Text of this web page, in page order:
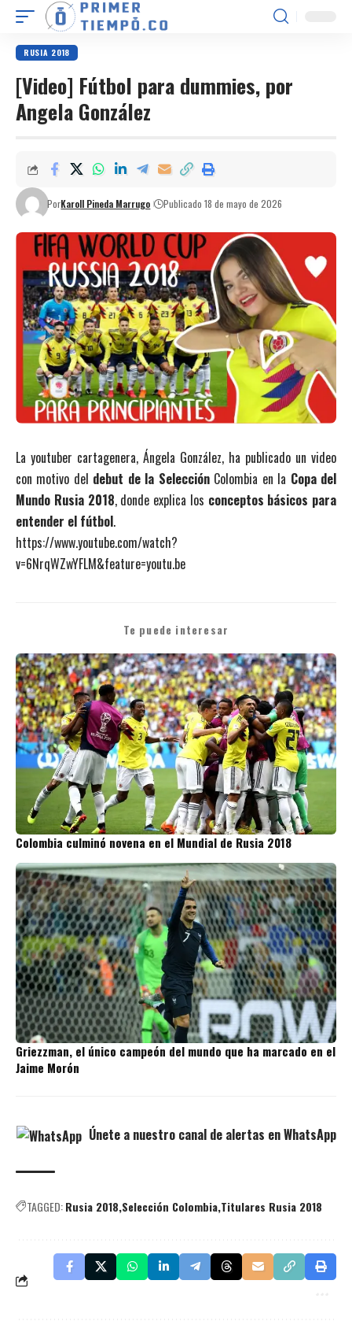
RUSIA 2018
[Video] Fútbol para dummies, por
Angela González
PorKaroll Pineda Marrugo Publicado 18 de mayo de 2026
La youtuber cartagenera, Ángela González, ha publicado un video
con motivo del debut de la SelecciónColombia en la Copa del
Mundo Rusia 2018, donde explica los conceptos básicos para
entender el fútbol.
https://www.youtube.com/watch?
v=6NrqWZwYFLM&feature=youtu.be
Te puede interesar
Colombia culminó novena en el Mundial de Rusia 2018
Griezzman, el único campeón del mundo que ha marcado en el
Jaime Morón
Únete a nuestro canal de alertas en WhatsApp
TAGGED:Rusia 2018 Selección Colombia Titulares Rusia 2018